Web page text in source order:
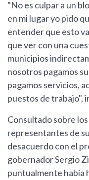
"No es culpar a un
en mi lugar yo pido
entender que esto
que ver con una
municipios
nosotros pagamos
pagamos servicios,
puestos de trabajo",
Consultado sobre
representantes de
desacuerdo con el
gobernador Sergio
puntualmente había